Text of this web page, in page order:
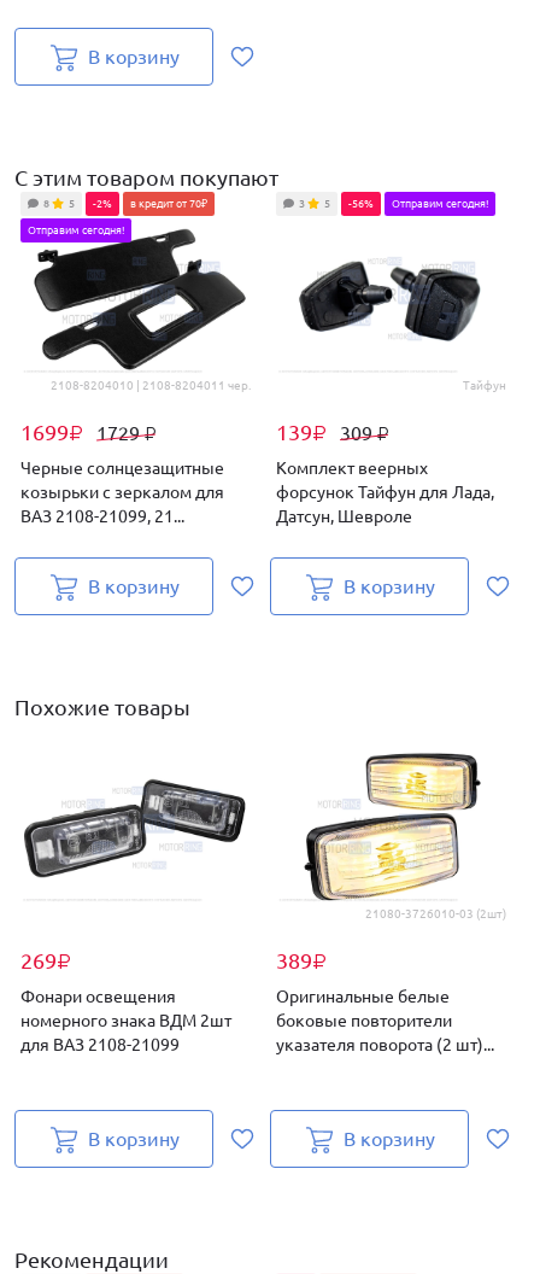
В корзину
С этим товаром покупают
2108-8204010 | 2108-8204011 чер.
1699₽ 1729₽
8 5 -2% в кредит от 70₽
Отправим сегодня!
Черные солнцезащитные
козырьки с зеркалом для
ВАЗ 2108-21099, 21...
В корзину
Тайфун
139₽ 309₽
3 5 -56% Отправим сегодня!
Комплект веерных
форсунок Тайфун для Лада,
Датсун, Шевроле
В корзину
Похожие товары
269₽
Фонари освещения
номерного знака ВДМ 2шт
для ВАЗ 2108-21099
В корзину
21080-3726010-03 (2шт)
389₽
Оригинальные белые
боковые повторители
указателя поворота (2 шт)...
В корзину
Рекомендации